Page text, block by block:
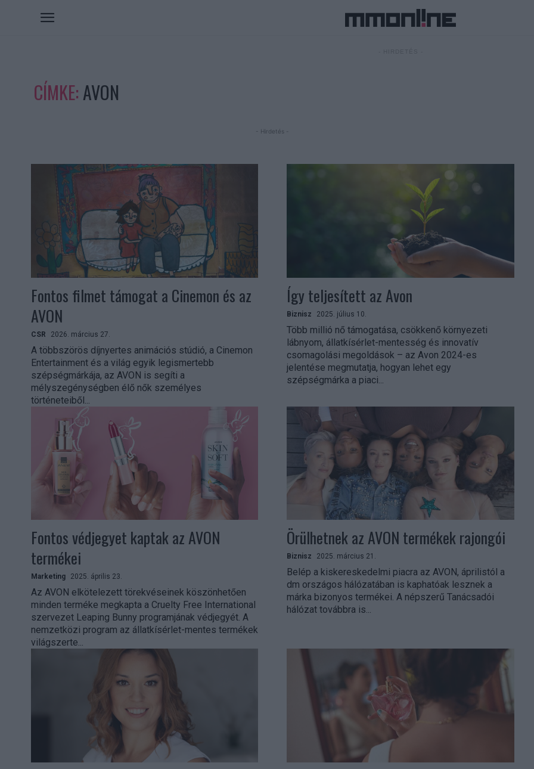
CÍMKE: AVON
- Hirdetés -
Fontos filmet támogat a Cinemon és az
AVON
CSR 2026. március 27.
A többszörös díjnyertes animációs stúdió, a Cinemon
Entertainment és a világ egyik legismertebb
szépségmárkája, az AVON is segíti a
mélyszegénységben élő nők személyes
történeteiből...
Így teljesített az Avon
Biznisz 2025. július 10.
Több millió nő támogatása, csökkenő környezeti
lábnyom, állatkísérlet-mentesség és innovatív
csomagolási megoldások – az Avon 2024-es
jelentése megmutatja, hogyan lehet egy
szépségmárka a piaci...
Fontos védjegyet kaptak az AVON
termékei
Marketing 2025. április 23.
Az AVON elkötelezett törekvéseinek köszönhetően
minden terméke megkapta a Cruelty Free International
szervezet Leaping Bunny programjának védjegyét. A
nemzetközi program az állatkísérlet-mentes termékek
világszerte...
Örülhetnek az AVON termékek rajongói
Biznisz 2025. március 21.
Belép a kiskereskedelmi piacra az AVON, áprilistól a
dm országos hálózatában is kaphatóak lesznek a
márka bizonyos termékei. A népszerű Tanácsadói
hálózat továbbra is...